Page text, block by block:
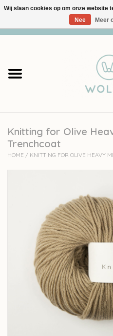
Garens
Accessoires
workshops
Over wolder
Knitting for Olive
Trenchcoat
HOME / KNITTING FOR OLIVE HEAVY
Wij slaan cookies op om onze website
Nee
Meer